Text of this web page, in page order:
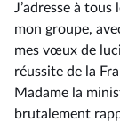
J’adresse à
mon groupe,
mes vœux de
réussite de la
Madame la
brutalement